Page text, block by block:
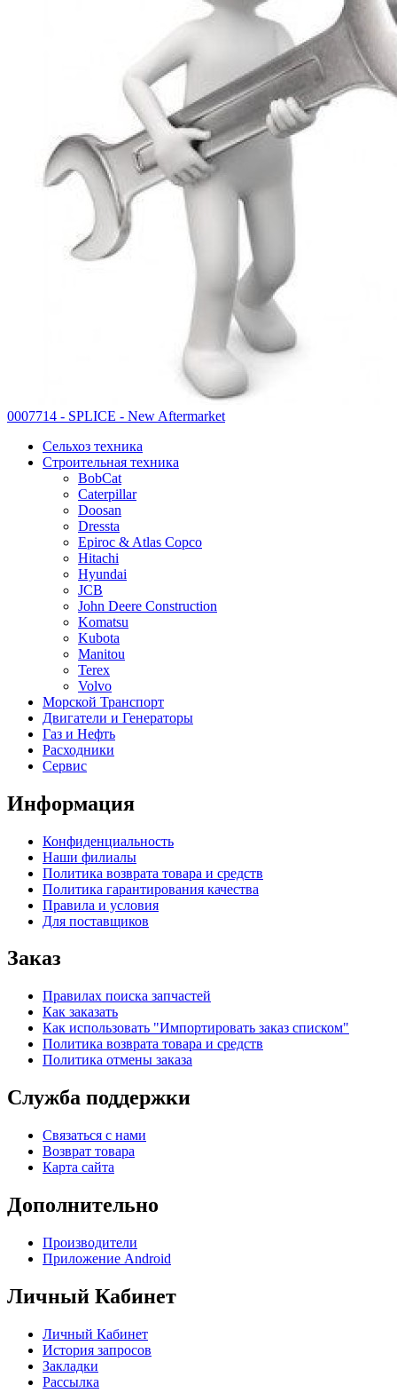
0007714 - SPLICE - New Aftermarket
Сельхоз техника
Строительная техника
BobCat
Caterpillar
Doosan
Dressta
Epiroc & Atlas Copco
Hitachi
Hyundai
JCB
John Deere Construction
Komatsu
Kubota
Manitou
Terex
Volvo
Морской Транспорт
Двигатели и Генераторы
Газ и Нефть
Расходники
Сервис
Информация
Конфиденциальность
Наши филиалы
Политика возврата товара и средств
Политика гарантирования качества
Правила и условия
Для поставщиков
Заказ
Правилах поиска запчастей
Как заказать
Как использовать "Импортировать заказ списком"
Политика возврата товара и средств
Политика отмены заказа
Служба поддержки
Связаться с нами
Возврат товара
Карта сайта
Дополнительно
Производители
Приложение Android
Личный Кабинет
Личный Кабинет
История запросов
Закладки
Рассылка